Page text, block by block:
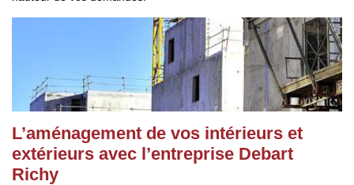
L’aménagement de vos intérieurs et
extérieurs avec l’entreprise Debart
Richy